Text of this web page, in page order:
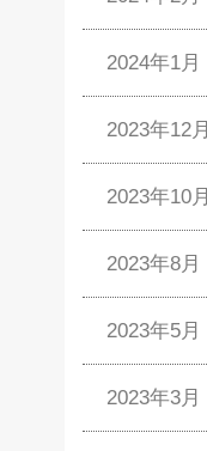
2024年1月
2023年12月
2023年10月
2023年8月
2023年5月
2023年3月